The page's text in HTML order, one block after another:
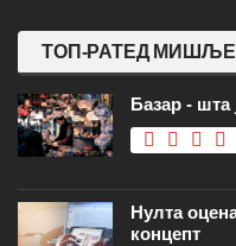
ТОП-РАТЕД
Базар - шта
Нулта
концепт